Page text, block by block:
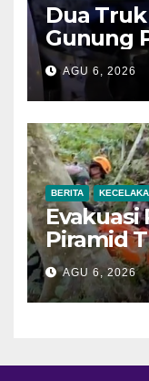
Dua
Gunung
Imbau
AGU 6, 2026
BERITA
Evakuasi
Piramid
Jadi
AGU 6, 2026